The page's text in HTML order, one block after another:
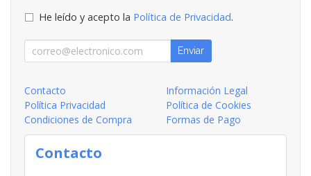
He leído y acepto la Política de Privacidad.
Enviar
Contacto
Información Legal
Política Privacidad
Política de Cookies
Condiciones de Compra
Formas de Pago
Contacto